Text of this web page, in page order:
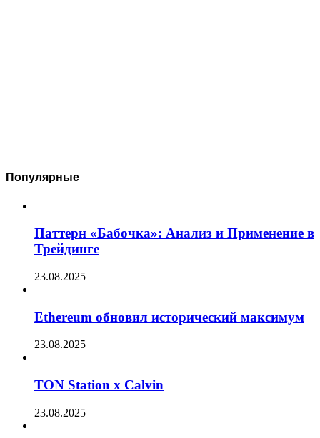
Популярные
Паттерн «Бабочка»: Анализ и Применение в
Трейдинге
23.08.2025
Ethereum обновил исторический максимум
23.08.2025
TON Station x Calvin
23.08.2025